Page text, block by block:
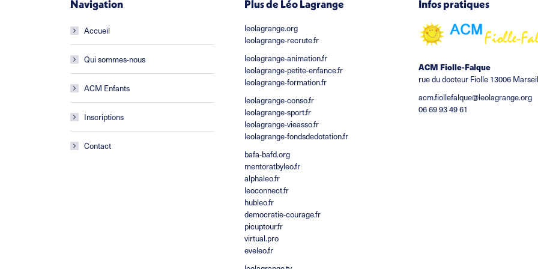
Navigation
Accueil
Qui sommes-nous
ACM Enfants
Inscriptions
Contact
Plus de Léo Lagrange
leolagrange.org
leolagrange-recrute.fr
leolagrange-animation.fr
leolagrange-petite-enfance.fr
leolagrange-formation.fr
leolagrange-conso.fr
leolagrange-sport.fr
leolagrange-vieasso.fr
leolagrange-fondsdedotation.fr
bafa-bafd.org
mentoratbyleo.fr
alphaleo.fr
leoconnect.fr
hubleo.fr
democratie-courage.fr
picuptour.fr
virtual.pro
eveleo.fr
Infos pratiques
ACM Fiolle-Falque
rue du docteur Fiolle 13006
acm.fiollefalque@leolagrange.org
06 69 93 49 61